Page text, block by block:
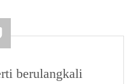
berulangkali